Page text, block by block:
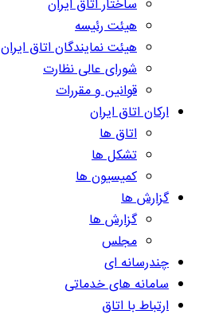
ساختار اتاق ایران
هیئت رئیسه
هیئت نمایندگان اتاق ایران
شورای عالی نظارت
قوانین و مقررات
ارکان اتاق ایران
اتاق ها
تشکل ها
کمیسیون ها
گزارش ها
گزارش ها
مجلس
چندرسانه ای
سامانه های خدماتی
ارتباط با اتاق